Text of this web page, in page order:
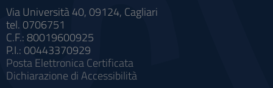
Via Università 40, 09124, Cagliari
tel. 0706751
C.F.: 80019600925
P.I.: 00443370929
Posta Elettronica Certificata
Dichiarazione di Accessibilità